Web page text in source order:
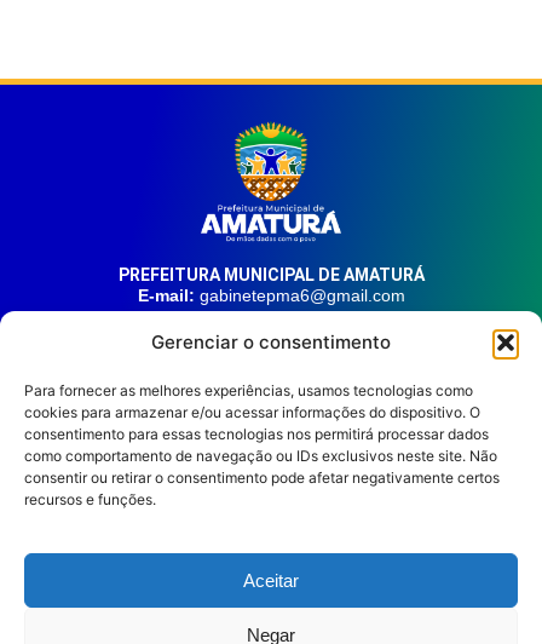
Gerenciar o consentimento
Para fornecer as melhores experiências, usamos tecnologias como
cookies para armazenar e/ou acessar informações do dispositivo. O
consentimento para essas tecnologias nos permitirá processar dados
como comportamento de navegação ou IDs exclusivos neste site. Não
consentir ou retirar o consentimento pode afetar negativamente certos
recursos e funções.
Aceitar
Negar
PREFEITURA MUNICIPAL DE AMATURÁ
E-mail: gabinetepma6@gmail.com
Av. 21 de Junho, n° 1746, Centro | Amaturá – AM
HORÁRIO DE ATENDIMENTO
Segunda à sexta, das 08:00 às 14:00.